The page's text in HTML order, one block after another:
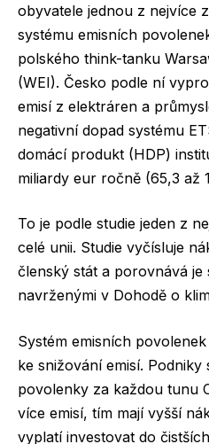
obyvatele jednou z nejvíce
systému emisních
polského think-tanku
(WEI). Česko podle ní
emisí z elektráren a
negativní dopad systému
domácí produkt (HDP)
miliardy eur ročně (65,3 až
To je podle studie jeden z
celé unii. Studie vyčísluje
členský stát a porovnává je
navrženými v Dohodě o
Systém emisních
ke snižování emisí. Podniky
povolenky za každou tunu
více emisí, tím mají vyšší
vyplatí investovat do